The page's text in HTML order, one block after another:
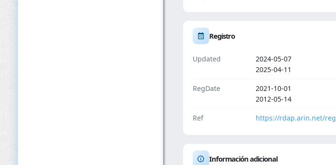
Registro
Updated
2024-05-07
2025-04-11
RegDate
2021-10-01
2012-05-14
Ref https://rdap.arin.net/
Información adicional